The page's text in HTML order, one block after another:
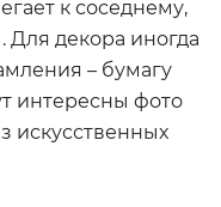
к соседнему,
Для декора иногда
– бумагу
интересны фото
искусственных